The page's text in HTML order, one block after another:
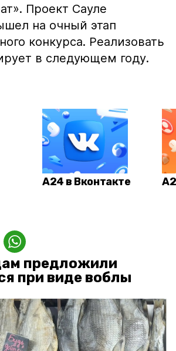
Проект Сауле
на очный этап
конкурса. Реализовать
в следующем году.
А24 в Вконтакте
предложили
при виде воблы